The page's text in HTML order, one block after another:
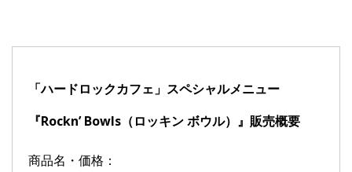
「ハードロックカフェ」スペシャルメニュー
『Rockn’ Bowls（ロッキン ボウル）』販売概要
商品名・価格：